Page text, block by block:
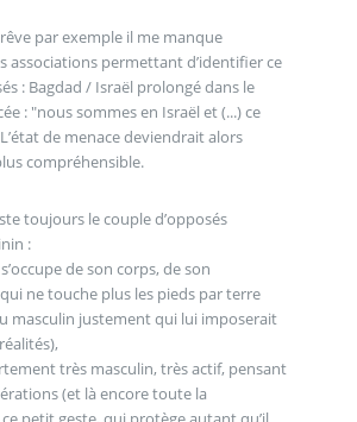
par exemple il me manque
associations permettant d’identifier ce
: Bagdad / Israël prolongé dans le
: "nous sommes en Israël et (...) ce
de menace deviendrait alors
compréhensible.
toujours le couple d’opposés
:
de son corps, de son
ne touche plus les pieds par terre
masculin justement qui lui imposerait
très masculin, très actif, pensant
(et là encore toute la